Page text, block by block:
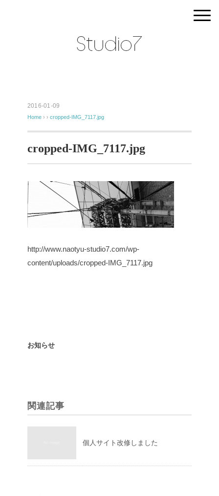
2016-01-09
Home › › cropped-IMG_7117.jpg
cropped-IMG_7117.jpg
http://www.naotyu-studio7.com/wp-
content/uploads/cropped-IMG_7117.jpg
お知らせ
関連記事
個人サイト改修しました